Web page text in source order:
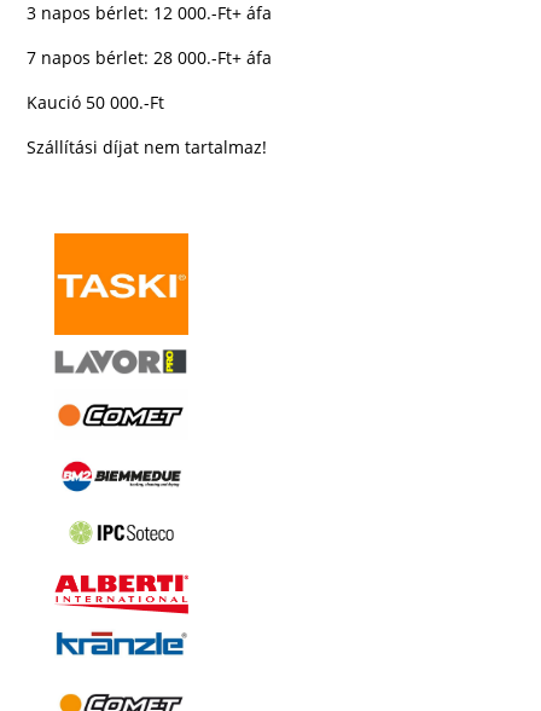
3 napos bérlet: 12 000.-Ft+ áfa
7 napos bérlet: 28 000.-Ft+ áfa
Kaució 50 000.-Ft
Szállítási díjat nem tartalmaz!